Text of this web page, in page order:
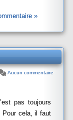
»
Aucun commentaire
pas toujours
Pour cela, il faut